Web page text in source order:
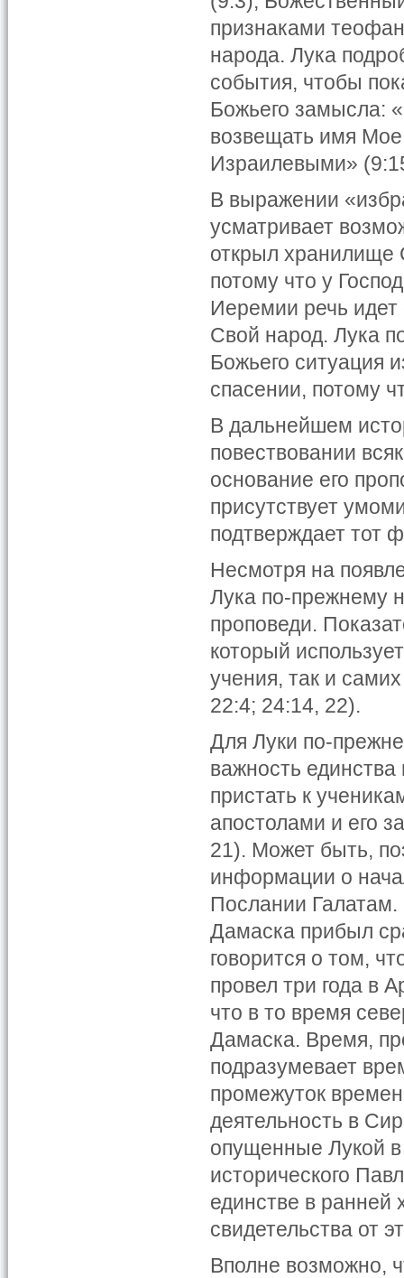
признаками
народа. Лука
события, чтобы
Божьего замысла:
возвещать имя
Израилевыми»
В выражении
усматривает
открыл хранилище
потому что у
Иеремии речь идет
Свой народ. Лука
Божьего ситуация
спасении, потому
В дальнейшем
повествовании
основание его
присутствует
подтверждает тот
Несмотря на
Лука по-прежнему
проповеди.
который
учения, так и
22:4; 24:14, 22).
Для Луки по-
важность
пристать к
апостолами и его
21). Может быть,
информации о
Послании Галатам.
Дамаска прибыл
говорится о том,
провел три года в
что в то время
Дамаска. Время,
подразумевает
промежуток
деятельность в
опущенные Лукой в
исторического
единстве в ранней
свидетельства от
Вполне возможно,